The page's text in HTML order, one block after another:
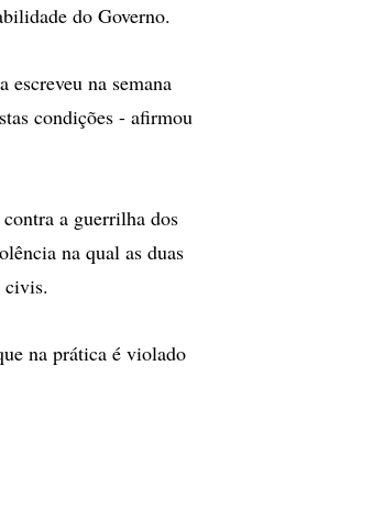
do Governo.
na semana
condições - afirmou
a guerrilha dos
na qual as duas
civis.
na prática é violado